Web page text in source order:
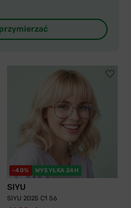
-40% WYSYŁKA 24H
SIYU
SIYU 2025 C1 56